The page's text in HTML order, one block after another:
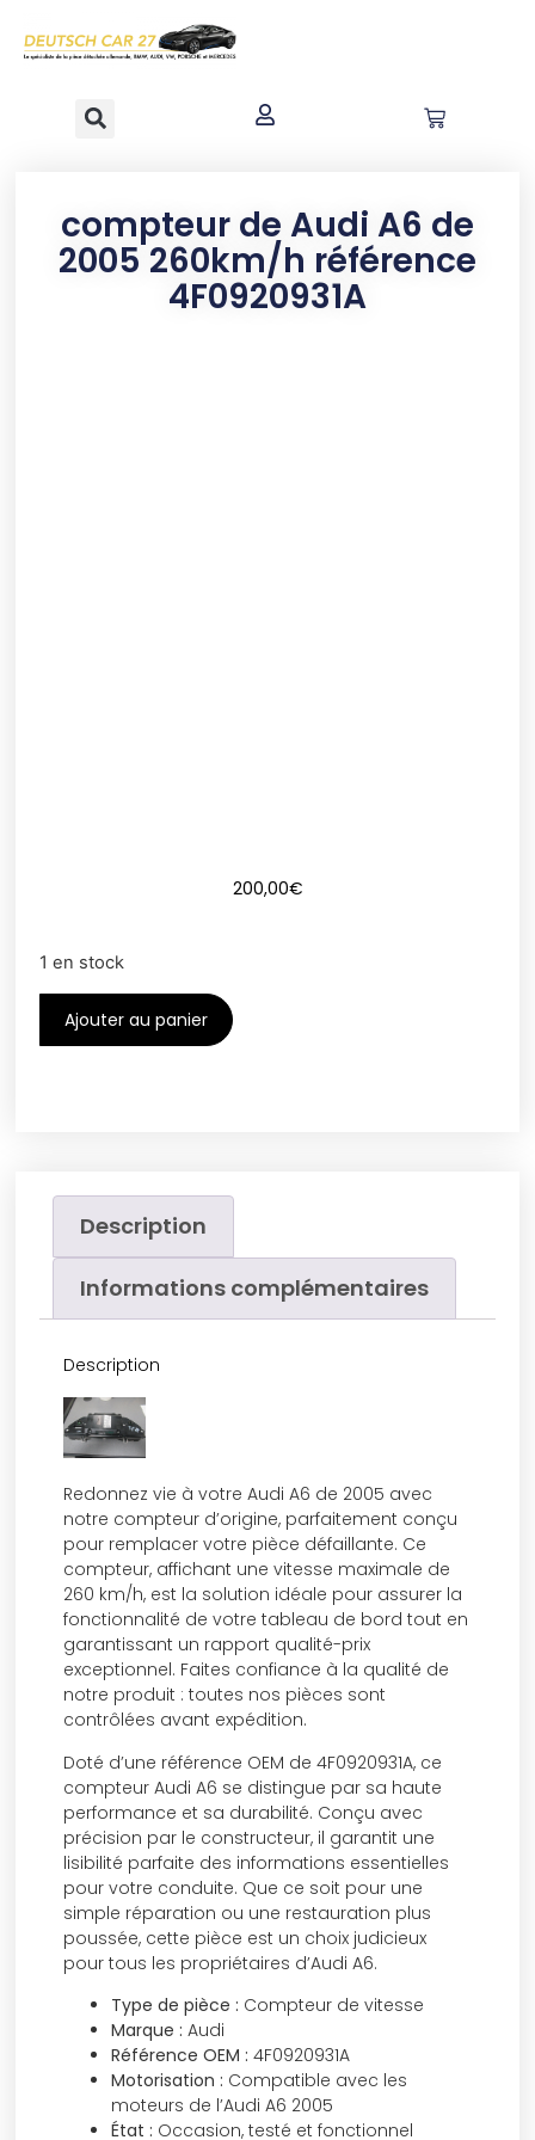
principal
compteur de Audi A6 de
2005 260km/h référence
4F0920931A
200,00€
1 en stock
Ajouter au panier
Description
Informations complémentaires
Description
Redonnez vie à votre Audi A6 de 2005 avec
notre compteur d’origine, parfaitement conçu
pour remplacer votre pièce défaillante. Ce
compteur, affichant une vitesse maximale de
260 km/h, est la solution idéale pour assurer la
fonctionnalité de votre tableau de bord tout en
garantissant un rapport qualité-prix
exceptionnel. Faites confiance à la qualité de
notre produit : toutes nos pièces sont
contrôlées avant expédition.
Doté d’une référence OEM de 4F0920931A, ce
compteur Audi A6 se distingue par sa haute
performance et sa durabilité. Conçu avec
précision par le constructeur, il garantit une
lisibilité parfaite des informations essentielles
pour votre conduite. Que ce soit pour une
simple réparation ou une restauration plus
poussée, cette pièce est un choix judicieux
pour tous les propriétaires d’Audi A6.
Type de pièce : Compteur de vitesse
Marque : Audi
Référence OEM : 4F0920931A
Motorisation : Compatible avec les
moteurs de l’Audi A6 2005
État : Occasion, testé et fonctionnel